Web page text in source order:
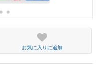
お気に入りに追加